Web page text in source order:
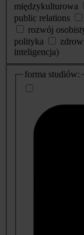
międzykulturowa
public relations
rozwój
polityka
inteligencja)
dodatkowe
informacje
forma studiów: